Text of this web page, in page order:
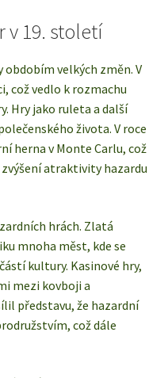
v 19. století
velkých změn. V
což vedlo k rozmachu
Hry jako ruleta a další
života. V roce
herna v Monte Carlu, což
atraktivity hazardu
hrách. Zlatá
mnoha měst, kde se
kultury. Kasinové hry,
mezi kovboji a
představu, že hazardní
což dále